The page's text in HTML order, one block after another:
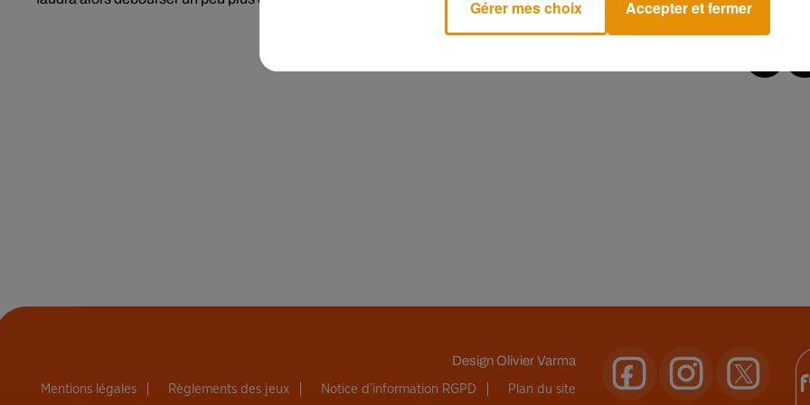
DesignOlivier Varma
Mentions légales Règlements des jeux Notice d’information RGPD Plan du site
Gérer mes choix Accepter et fermer